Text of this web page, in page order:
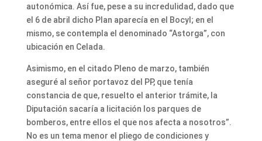
autonómica. Así fue, pese a su incredulidad, dado que
el 6 de abril dicho Plan aparecía en el Bocyl; en el
mismo, se contempla el denominado “Astorga”, con
ubicación en Celada.
Asimismo, en el citado Pleno de marzo, también
aseguré al señor portavoz del PP, que tenía
constancia de que, resuelto el anterior trámite, la
Diputación sacaría a licitación los parques de
bomberos, entre ellos el que nos afecta a nosotros”.
No es un tema menor el pliego de condiciones y